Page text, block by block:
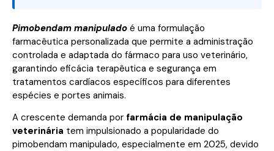
Pimobendam manipulado é uma formulação
farmacêutica personalizada que permite a administração
controlada e adaptada do fármaco para uso veterinário,
garantindo eficácia terapêutica e segurança em
tratamentos cardíacos específicos para diferentes
espécies e portes animais.
A crescente demanda por farmácia de manipulação
veterinária tem impulsionado a popularidade do
pimobendam manipulado, especialmente em 2025, devido